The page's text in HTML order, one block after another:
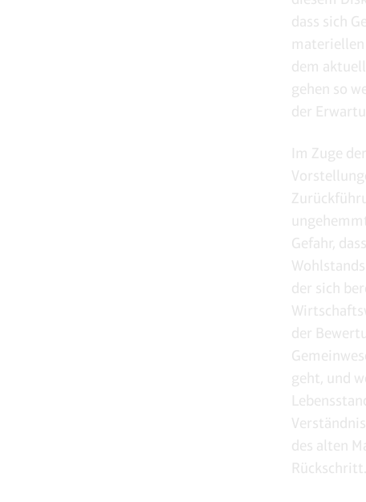
dass sich
dem
gehen so
der
Im Zuge
Gefahr,
der sich
der
geht, und
des alten
Rückschritt.